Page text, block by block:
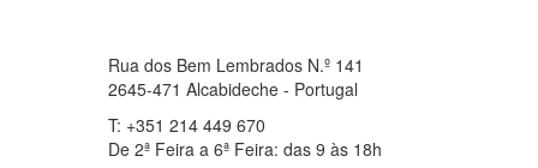
Rua dos Bem Lembrados N.º 141
2645-471 Alcabideche - Portugal
T: +351 214 449 670
De 2ª Feira a 6ª Feira: das 9 às 18h